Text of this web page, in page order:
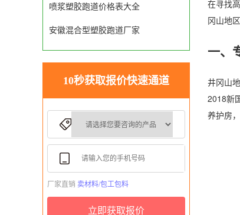
喷浆塑胶跑道价格表大全
安徽混合型塑胶跑道厂家
10秒获取报价快速通道
厂家直销卖材料/包工包料
立即获取报价
在寻找
冈山地
一、
井冈山
2018新
养护房